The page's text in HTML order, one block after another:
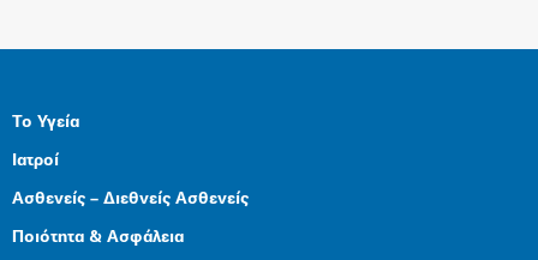
Το Υγεία
Ιατροί
Ασθενείς – Διεθνείς Ασθενείς
Ποιότητα & Ασφάλεια